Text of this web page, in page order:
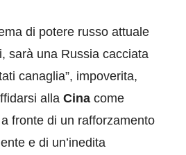
di potere russo attuale
sarà una Russia cacciata
canaglia”, impoverita,
alla Cina come
fronte di un rafforzamento
e di un’inedita